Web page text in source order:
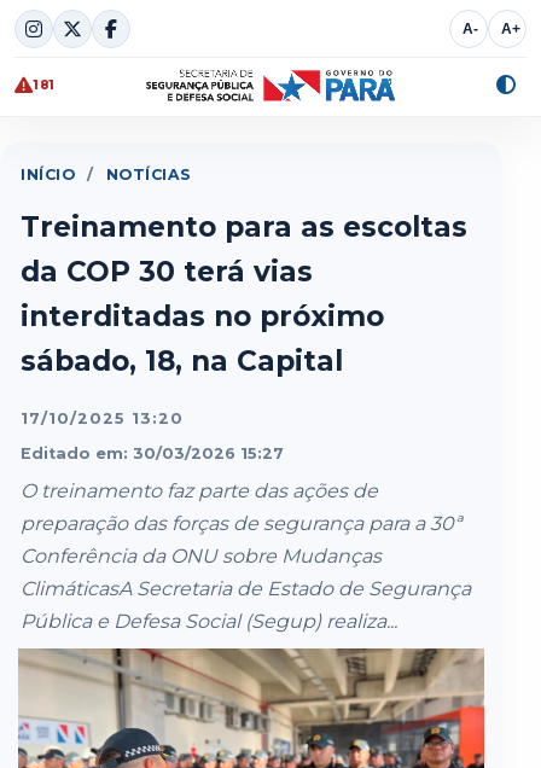
Skip
to
content
A- A+
181
INÍCIO / NOTÍCIAS
Treinamento para as escoltas
da COP 30 terá vias
interditadas no próximo
sábado, 18, na Capital
17/10/2025 13:20
Editado em: 30/03/2026 15:27
O treinamento faz parte das ações de
preparação das forças de segurança para a 30ª
Conferência da ONU sobre Mudanças
ClimáticasA Secretaria de Estado de Segurança
Pública e Defesa Social (Segup) realiza...